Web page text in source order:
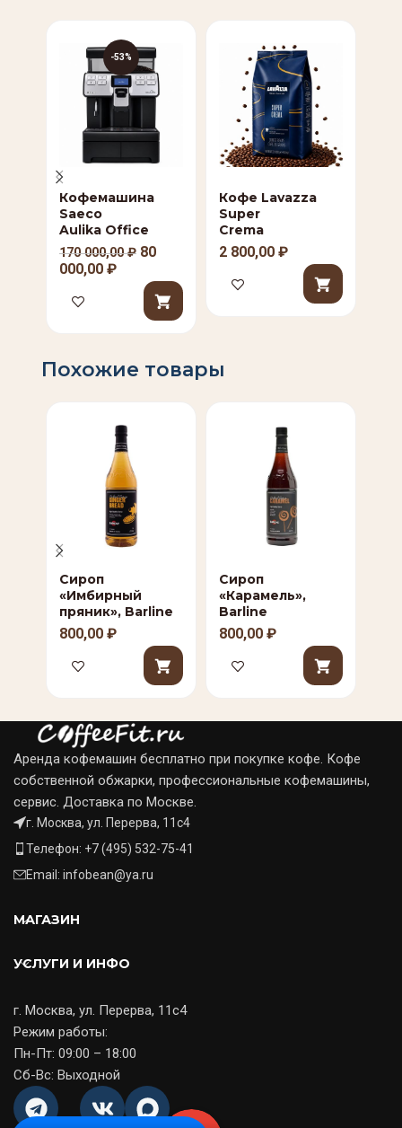
-53%
Кофемашина
Saeco
Aulika Office
170 000,00₽ 80
000,00 ₽
Кофе Lavazza
Super
Crema
2 800,00 ₽
Похожие товары
Сироп
«Имбирный
пряник», Barline
800,00 ₽
Сироп
«Карамель»,
Barline
800,00 ₽
Аренда кофемашин бесплатно при покупке кофе. Кофе
собственной обжарки, профессиональные кофемашины,
сервис. Доставка по Москве.
г. Москва, ул. Перерва, 11с4
Телефон: +7 (495) 532-75-41
Email: infobean@ya.ru
МАГАЗИН
УСЛУГИ И ИНФО
г. Москва, ул. Перерва, 11с4
Режим работы:
Пн-Пт: 09:00 – 18:00
Сб-Вс: Выходной